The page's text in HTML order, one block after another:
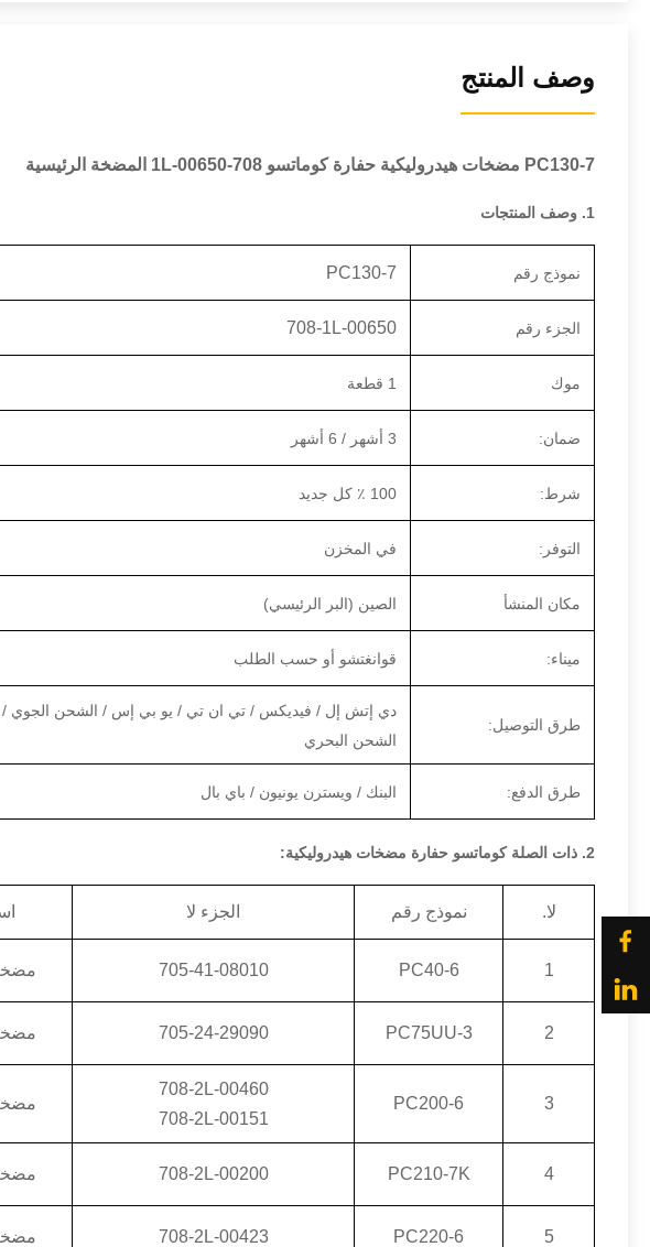
وصف المنتج
PC130-7 مضخات هيدروليكية حفارة كوماتسو 708-1L-00650 المضخة الرئيسية
1. وصف المنتجات
نموذج رقم PC130-7
الجزء رقم 708-1L-00650
موك 1 قطعة
ضمان: 3 أشهر / 6 أشهر
شرط: 100 ٪ كل جديد
التوفر: في المخزن
مكان المنشأ الصين (البر الرئيسي)
ميناء: قوانغتشو أو حسب الطلب
طرق التوصيل:
دي إتش إل / فيديكس / تي ان تي / يو بي إس / الشحن الجوي /
الشحن البحري
طرق الدفع: البنك / ويسترن يونيون / باي بال
2. ذات الصلة كوماتسو حفارة مضخات هيدروليكية:
لا. نموذج رقم الجزء لا
1
PC40-6
705-41-08010
2
PC75UU-3
705-24-29090
3
PC200-6
708-2L-00460
708-2L-00151
4
PC210-7K
708-2L-00200
5
PC220-6
708-2L-00423